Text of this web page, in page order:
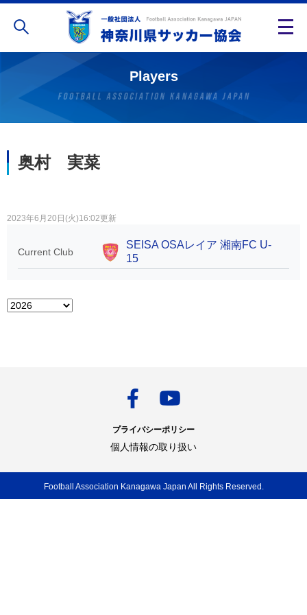
Players
奥村 実菜
2023年6月20日(火)16:02更新
Current Club
SEISA OSAレイア 湘南FC U-
15
プライバシーポリシー
個人情報の取り扱い
Football Association Kanagawa Japan All Rights Reserved.